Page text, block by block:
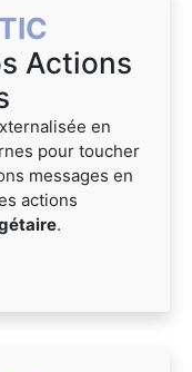
Actions
en
pour toucher
messages en
actions
.